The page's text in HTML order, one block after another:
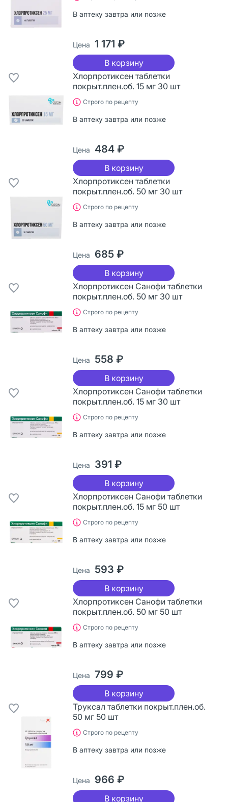
В аптеку завтра или позже
Цена 1 171 ₽
В корзину
Хлорпротиксен таблетки
покрыт.плен.об. 15 мг 30 шт
Строго по рецепту
В аптеку завтра или позже
Цена 484 ₽
В корзину
Хлорпротиксен таблетки
покрыт.плен.об. 50 мг 30 шт
Строго по рецепту
В аптеку завтра или позже
Цена 685 ₽
В корзину
Хлорпротиксен Санофи таблетки
покрыт.плен.об. 50 мг 30 шт
Строго по рецепту
В аптеку завтра или позже
Цена 558 ₽
В корзину
Хлорпротиксен Санофи таблетки
покрыт.плен.об. 15 мг 30 шт
Строго по рецепту
В аптеку завтра или позже
Цена 391 ₽
В корзину
Хлорпротиксен Санофи таблетки
покрыт.плен.об. 15 мг 50 шт
Строго по рецепту
В аптеку завтра или позже
Цена 593 ₽
В корзину
Хлорпротиксен Санофи таблетки
покрыт.плен.об. 50 мг 50 шт
Строго по рецепту
В аптеку завтра или позже
Цена 799 ₽
В корзину
Труксал таблетки покрыт.плен.об.
50 мг 50 шт
Строго по рецепту
В аптеку завтра или позже
Цена 966 ₽
В корзину